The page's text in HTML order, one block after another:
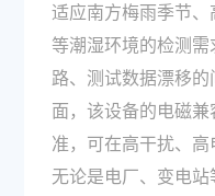
适应南方梅雨季节
等潮湿环境的检测
路、测试数据漂移
面，该设备的电磁兼
准，可在高干扰、高
无论是电厂、变电